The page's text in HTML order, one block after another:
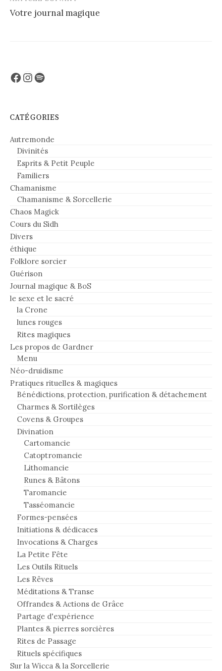
Votre journal magique
Facebook
Instagram
Spotify
CATÉGORIES
Autremonde
Divinités
Esprits & Petit Peuple
Familiers
Chamanisme
Chamanisme & Sorcellerie
Chaos Magick
Cours du Sidh
Divers
éthique
Folklore sorcier
Guérison
Journal magique & BoS
le sexe et le sacré
la Crone
lunes rouges
Rites magiques
Les propos de Gardner
Menu
Néo-druidisme
Pratiques rituelles & magiques
Bénédictions, protection, purification & détachement
Charmes & Sortilèges
Covens & Groupes
Divination
Cartomancie
Catoptromancie
Lithomancie
Runes & Bâtons
Taromancie
Tasséomancie
Formes-pensées
Initiations & dédicaces
Invocations & Charges
La Petite Fête
Les Outils Rituels
Les Rêves
Méditations & Transe
Offrandes & Actions de Grâce
Partage d'expérience
Plantes & pierres sorcières
Rites de Passage
Rituels spécifiques
Sur la Wicca & la Sorcellerie